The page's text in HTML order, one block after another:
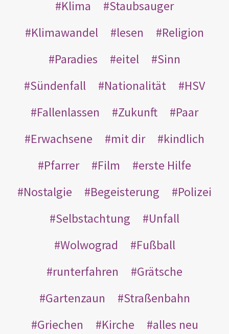
Klima
Staubsauger
Klimawandel
lesen
Religion
Paradies
eitel
Sinn
Sündenfall
Nationalität
HSV
Fallenlassen
Zukunft
Paar
Erwachsene
mit dir
kindlich
Pfarrer
Film
erste Hilfe
Nostalgie
Begeisterung
Polizei
Selbstachtung
Unfall
Wolwograd
Fußball
runterfahren
Grätsche
Gartenzaun
Straßenbahn
Griechen
Kirche
alles neu